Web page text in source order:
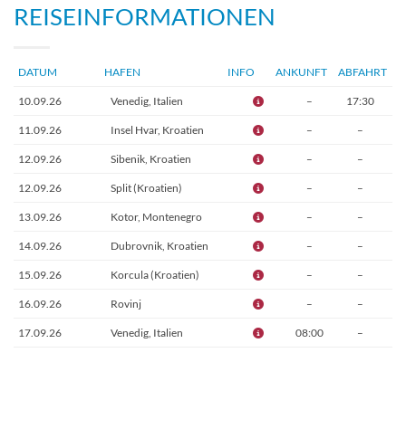
REISEINFORMATIONEN
DATUM HAFEN INFO ANKUNFT ABFAHRT
10.09.26 Venedig, Italien – 17:30
11.09.26 Insel Hvar, Kroatien – –
12.09.26 Sibenik, Kroatien – –
12.09.26 Split (Kroatien) – –
13.09.26 Kotor, Montenegro – –
14.09.26 Dubrovnik, Kroatien – –
15.09.26 Korcula (Kroatien) – –
16.09.26 Rovinj – –
17.09.26 Venedig, Italien 08:00 –